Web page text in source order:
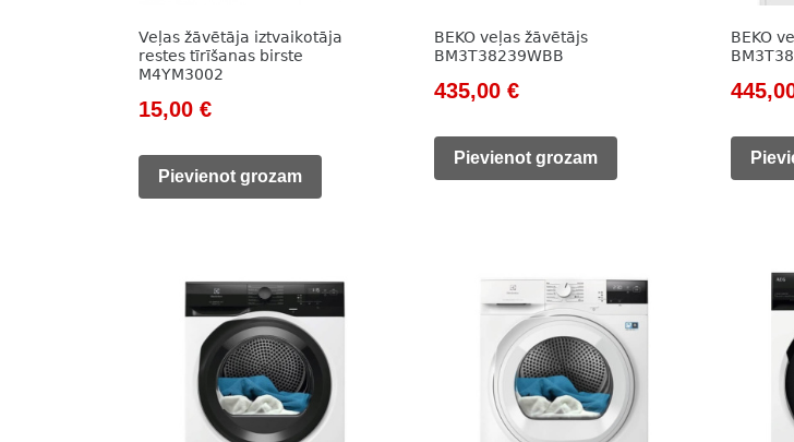
Veļas žāvētāja iztvaikotāja
restes tīrīšanas birste
M4YM3002
Original
was:
15,00 €Current
is:
Pievienot grozam
BEKO veļas žāvētājs
BM3T38239WBB
Original
was:
435,00€Current
is:
Pievienot grozam
BEKO
was: